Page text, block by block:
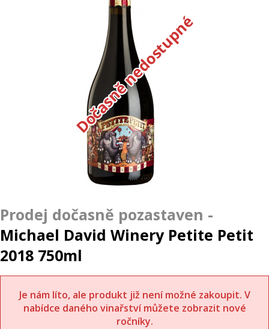
Dočasně nedostupné
Michael David Winery Petite Petit
2018 750ml
Je nám líto, ale produkt již není možné zakoupit. V
nabídce daného vinařství můžete zobrazit nové
ročníky.